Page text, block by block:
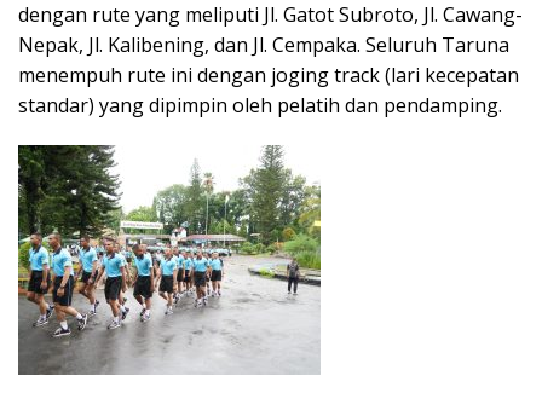
dengan rute yang meliputi Jl. Gatot Subroto, Jl. Cawang-
Nepak, Jl. Kalibening, dan Jl. Cempaka. Seluruh Taruna
menempuh rute ini dengan joging track (lari kecepatan
standar) yang dipimpin oleh pelatih dan pendamping.